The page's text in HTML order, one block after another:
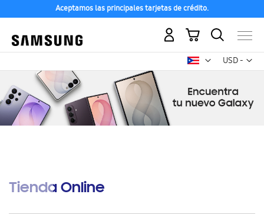
Aceptamos las principales tarjetas de crédito.
USD -
dólar
Mi carrito
Tienda Online